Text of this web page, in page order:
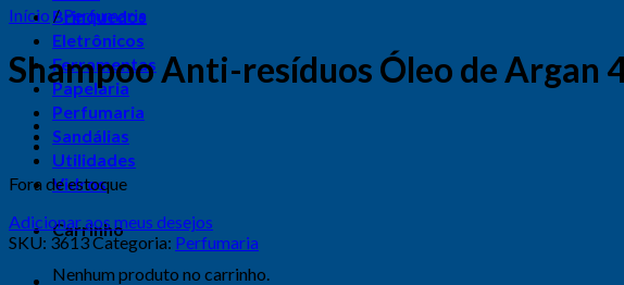
Brinquedos
Eletrônicos
Ferramentas
Papelaria
Perfumaria
Sandálias
Utilidades
Vidros
Carrinho
Nenhum produto no carrinho.
Início / Perfumaria
Shampoo Anti-resíduos Óleo de Argan
Fora de estoque
Adicionar aos meus desejos
SKU: 3613Categoria: Perfumaria